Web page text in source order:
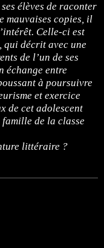
élèves de raconter
mauvaises copies, il
Celle-ci est
qui décrit avec une
de l’un de ses
échange entre
à poursuivre
et exercice
de cet adolescent
famille de la classe
littéraire ?